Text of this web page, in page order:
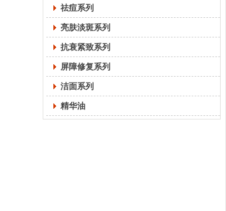
祛痘系列
亮肤淡斑系列
抗衰紧致系列
屏障修复系列
洁面系列
精华油